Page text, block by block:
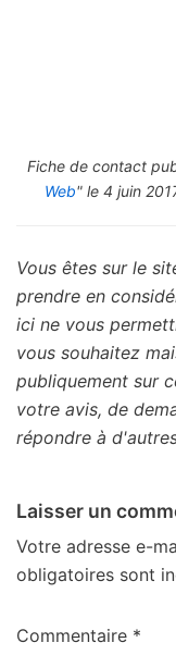
Fiche de contact
Web" le 4 juin
Vous êtes sur le
prendre en
ici ne vous
vous souhaitez
publiquement sur
votre avis, de
répondre à
Laisser un
Votre adresse e-
obligatoires sont
Commentaire *